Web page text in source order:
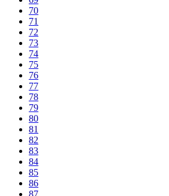
70
71
72
73
74
75
76
77
78
79
80
81
82
83
84
85
86
87